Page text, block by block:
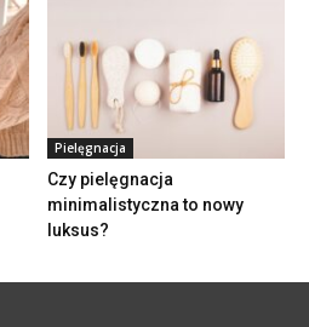
Pielęgnacja
Czy pielęgnacja
minimalistyczna to nowy
luksus?